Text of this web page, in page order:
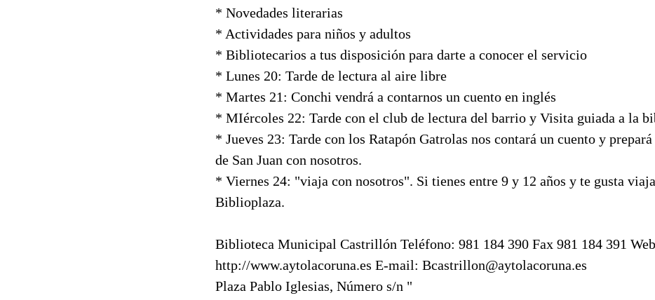
* Novedades literarias
* Actividades para niños y adultos
* Bibliotecarios a tus disposición para darte a conocer el servicio
* Lunes 20: Tarde de lectura al aire libre
* Martes 21: Conchi vendrá a contarnos un cuento en inglés
* MIércoles 22: Tarde con el club de lectura del barrio y Visita guiada a la
* Jueves 23: Tarde con los Ratapón Gatrolas nos contará un cuento y
de San Juan con nosotros.
* Viernes 24: "viaja con nosotros". Si tienes entre 9 y 12 años y te gusta
Biblioplaza.
Biblioteca Municipal Castrillón Teléfono: 981 184 390 Fax 981 184 391
http://www.aytolacoruna.es E-mail: Bcastrillon@aytolacoruna.es
Plaza Pablo Iglesias, Número s/n "